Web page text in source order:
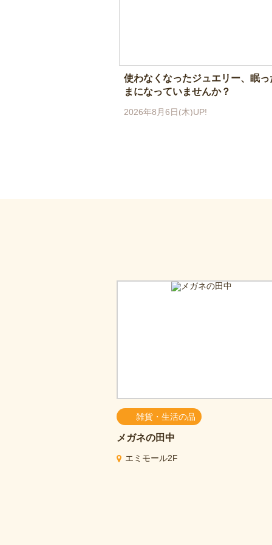
使わなくなったジュエリー、眠っ
まになっていませんか？
2026年8月6日(木)UP!
雑貨・生活の品
メガネの田中
エミモール2F